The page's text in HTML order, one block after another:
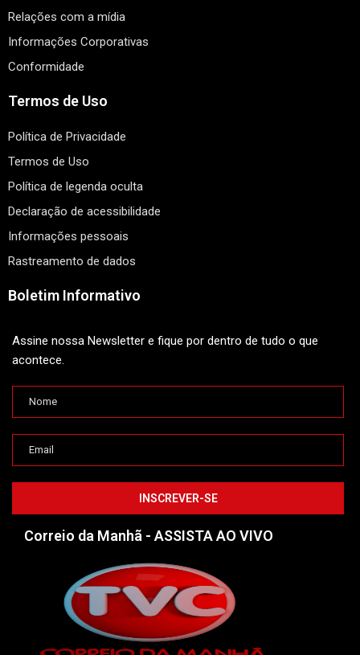
Relações com a mídia
Informações Corporativas
Conformidade
Termos de Uso
Política de Privacidade
Termos de Uso
Política de legenda oculta
Declaração de acessibilidade
Informações pessoais
Rastreamento de dados
Boletim Informativo
Assine nossa Newsletter e fique por dentro de tudo o que
acontece.
Correio da Manhã - ASSISTA AO VIVO